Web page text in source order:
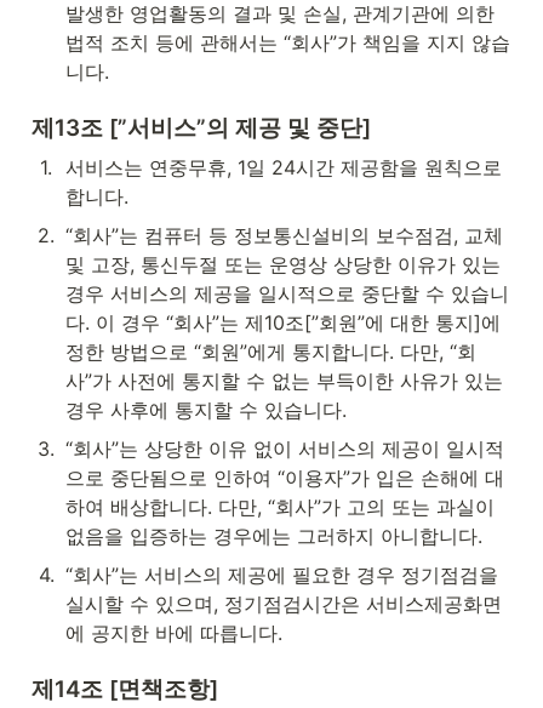
발생한 영업활동의 결과 및 손실, 관계기관에 의한
법적 조치 등에 관해서는 “회사”가 책임을 지지 않습
니다.
제13조 [”서비스”의 제공 및 중단]
1. 서비스는 연중무휴, 1일 24시간 제공함을 원칙으로
합니다.
2. “회사”는 컴퓨터 등 정보통신설비의 보수점검, 교체
및 고장, 통신두절 또는 운영상 상당한 이유가 있는
경우 서비스의 제공을 일시적으로 중단할 수 있습니
다. 이 경우 “회사”는 제10조[”회원”에 대한 통지]에
정한 방법으로 “회원”에게 통지합니다. 다만, “회
사”가 사전에 통지할 수 없는 부득이한 사유가 있는
경우 사후에 통지할 수 있습니다.
3. “회사”는 상당한 이유 없이 서비스의 제공이 일시적
으로 중단됨으로 인하여 “이용자”가 입은 손해에 대
하여 배상합니다. 다만, “회사”가 고의 또는 과실이
없음을 입증하는 경우에는 그러하지 아니합니다.
4. “회사”는 서비스의 제공에 필요한 경우 정기점검을
실시할 수 있으며, 정기점검시간은 서비스제공화면
에 공지한 바에 따릅니다.
제14조 [면책조항]